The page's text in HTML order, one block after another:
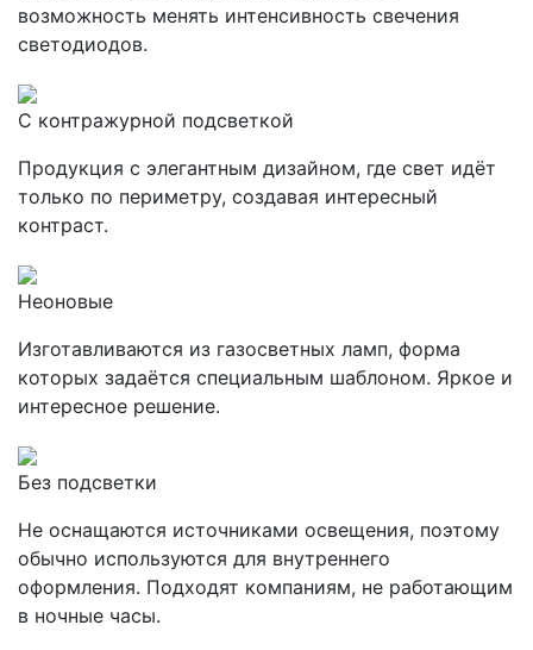
возможность менять интенсивность свечения
светодиодов.
С контражурной подсветкой
Продукция с элегантным дизайном, где свет идёт
только по периметру, создавая интересный
контраст.
Неоновые
Изготавливаются из газосветных ламп, форма
которых задаётся специальным шаблоном. Яркое и
интересное решение.
Без подсветки
Не оснащаются источниками освещения, поэтому
обычно используются для внутреннего
оформления. Подходят компаниям, не работающим
в ночные часы.